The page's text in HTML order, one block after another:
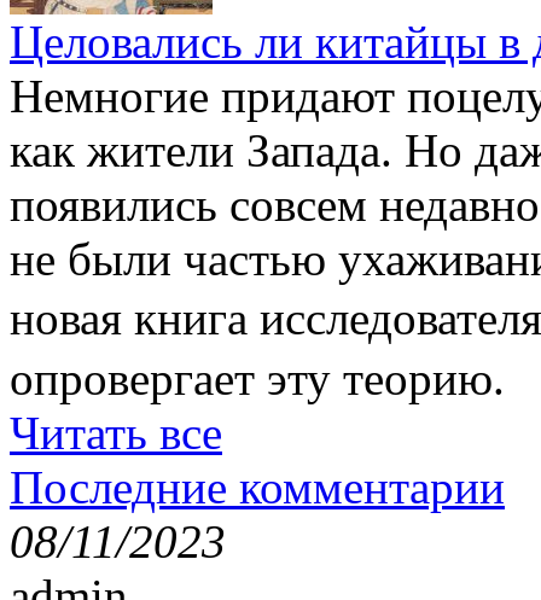
Целовались ли китайцы в
Немногие придают
как жители Запада. Но
появились совсем
не были частью
новая книга
опровергает эту теорию.
Читать все
Последние комментарии
08/11/2023